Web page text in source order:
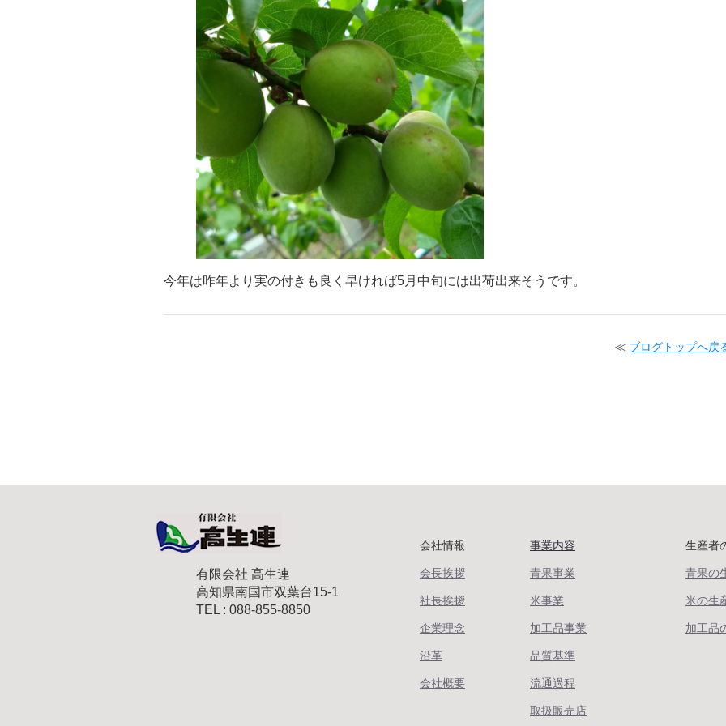
今年は昨年より実の付きも良く早ければ5月中旬には出荷出来そうです。
≪ ブログトップへ戻
有限会社 高生連
高知県南国市双葉台15-1
TEL : 088-855-8850
会社情報
会長挨拶
社長挨拶
企業理念
沿革
会社概要
事業内容
青果事業
米事業
加工品事業
品質基準
流通過程
取扱販売店
生産者
青果の
米の生
加工品